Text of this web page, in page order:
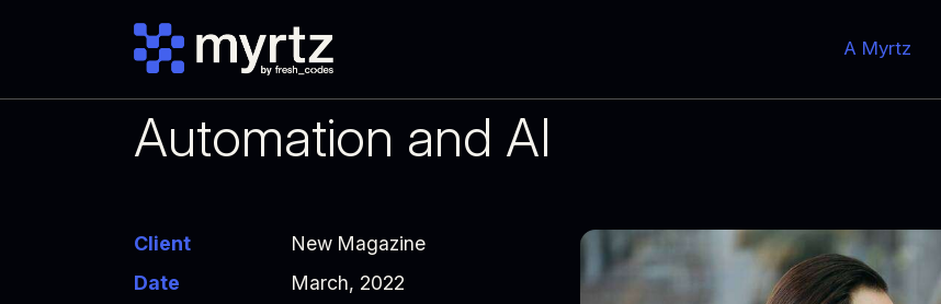
A Myrtz
Automation and AI
Client
New Magazine
Date
March, 2022